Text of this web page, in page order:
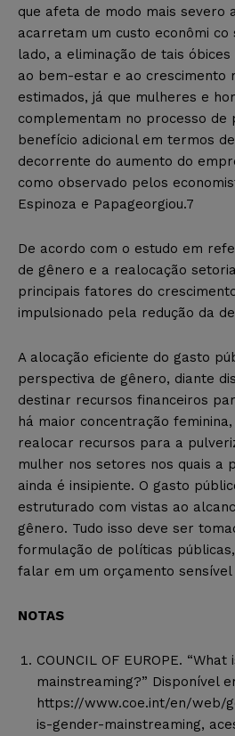
que afeta de modo mais severo
acarretam um custo econômi co
lado, a eliminação de tais
ao bem-estar e ao crescimento
estimados, já que mulheres e
complementam no processo de
benefício adicional em termos
decorrente do aumento do
como observado pelos
Espinoza e Papageorgiou.7
De acordo com o estudo em
de gênero e a realocação
principais fatores do
impulsionado pela redução da
A alocação eficiente do gasto
perspectiva de gênero, diante
destinar recursos financeiros
há maior concentração
realocar recursos para a
mulher nos setores nos quais a
ainda é insipiente. O gasto
estruturado com vistas ao
gênero. Tudo isso deve ser
formulação de políticas
falar em um orçamento sensível
NOTAS
COUNCIL OF EUROPE. “What
mainstreaming?” Disponível
https://www.coe.int/en/web/
is-gender-mainstreaming,